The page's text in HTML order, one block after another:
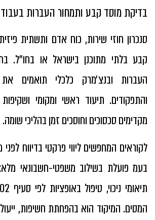
בדיקת מוסד קבע ותמחור העברות
סנכרון חוזי שירות, כוח אדם ותשתית
קבע בלתי מתוכנן בישראל או בחו״ל.
העברות ובנצ׳מרק כלכלי תואמים את
והתפקודים. תיעוד ראשי ומקומי
מקדימים סכסוכים וחוסכים זמן בהליכי שומה.
לקוראים המחפשים ליווי פרקטי בדיווח
בעמ פועלת בשילוב משפטי-חשבונאי
המסים. המיקוד הוא בהפחתת חשיפות,